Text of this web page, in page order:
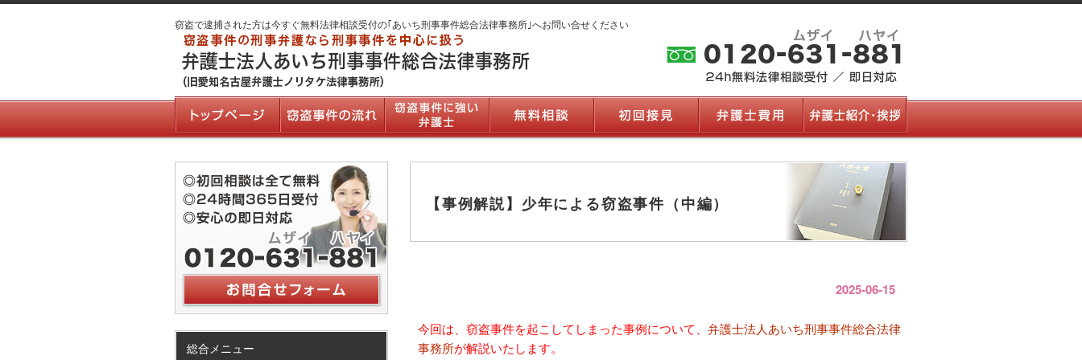
窃盗で逮捕された方は今すぐ無料法律相談受付の｢あいち刑事事件総合法律事務所｣へお問い合せください
【事例解説】少年による窃盗事件（中編）
2025-06-15
今回は、窃盗事件を起こしてしまった事例について、 弁護士法人あいち刑事事件総合法律
事務所が解説いたします。
総合メニュー